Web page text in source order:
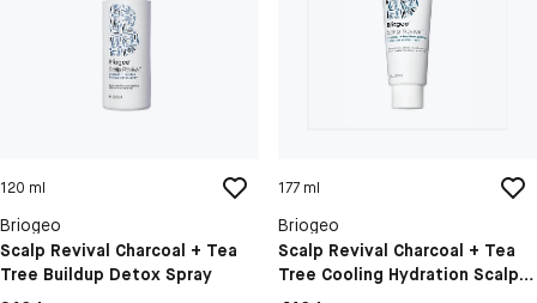
120 ml
Briogeo
Scalp Revival Charcoal + Tea
Tree Buildup Detox Spray
177 ml
Briogeo
Scalp Revival Charcoal + Tea
Tree Cooling Hydration Scalp
Mask